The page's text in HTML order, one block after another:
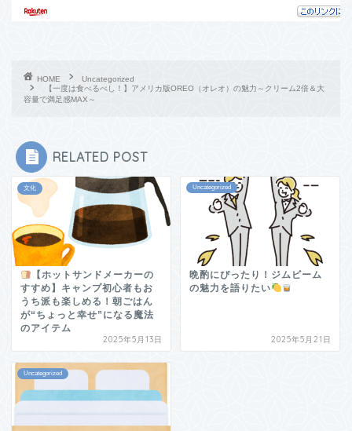
HOME
Uncategorized
【一度は食べるべし！】アメリカ版OREO（オレオ）の魅力～クリーム2倍＆大
容量で満足感MAX～
RELATED POST
文化
【ホットサンドメーカーの
すすめ】キャンプ初心者もお
うち派も楽しめる！朝ごはん
が“ちょっと幸せ”になる魔法
のアイテム
2025年5月13日
Uncategorized
晩酌にぴったり！ジムビーム
の魅力を語りたい
2025年5月21日
Uncategorized